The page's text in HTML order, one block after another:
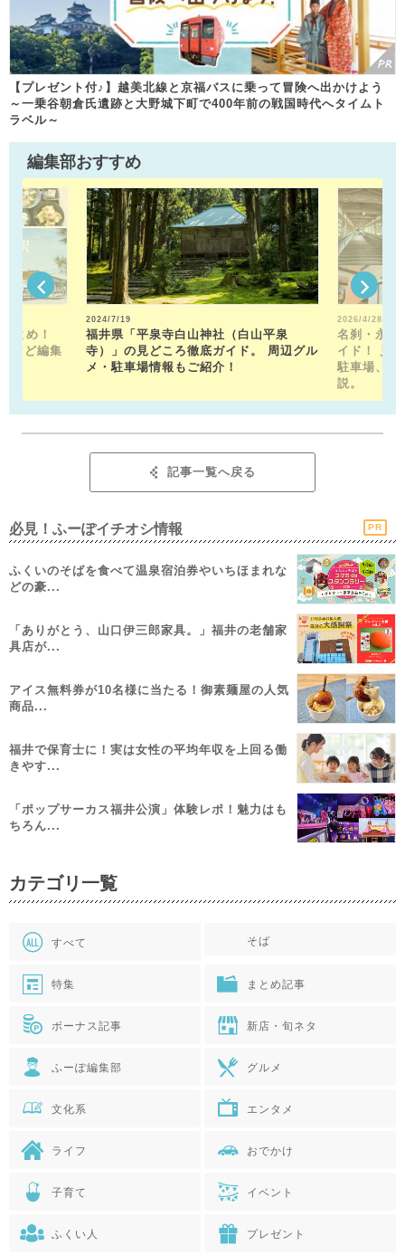
【プレゼント付♪】越美北線と京福バスに乗って冒険へ出かけよう
～一乗谷朝倉氏遺跡と大野城下町で400年前の戦国時代へタイムト
ラベル～
編集部おすすめ
とめ！
など編集
2024/7/19
福井県「平泉寺白山神社（白山平泉
寺）」の見どころ徹底ガイド。 周辺グル
メ・駐車場情報もご紹介！
2026/4/28
名刹・永平
イド！ 見
駐車場、お
説。
記事一覧へ戻る
必見！ふーぽイチオシ情報 PR
ふくいのそばを食べて温泉宿泊券やいちほまれな
どの豪...
「ありがとう、山口伊三郎家具。」福井の老舗家
具店が...
アイス無料券が10名様に当たる！御素麺屋の人気
商品...
福井で保育士に！実は女性の平均年収を上回る働
きやす...
「ポップサーカス福井公演」体験レポ！魅力はも
ちろん...
カテゴリ一覧
すべて そば
特集 まとめ記事
ボーナス記事 新店・旬ネタ
ふーぽ編集部 グルメ
文化系 エンタメ
ライフ おでかけ
子育て イベント
ふくい人 プレゼント